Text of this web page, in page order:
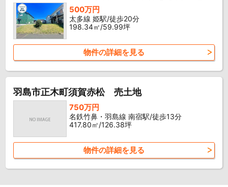
500万円
太多線 姫駅/徒歩20分
198.34㎡/59.99坪
物件の詳細を見る
羽島市正木町須賀赤松 売土地
750万円
名鉄竹鼻・羽島線 南宿駅/徒歩13分
417.80㎡/126.38坪
物件の詳細を見る